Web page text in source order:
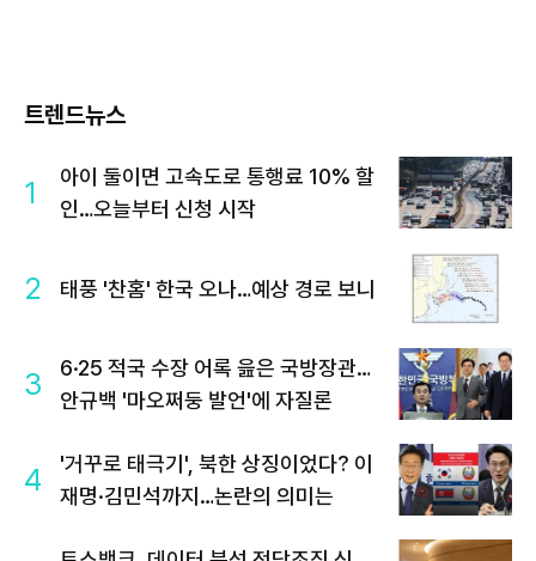
트렌드뉴스
1
아이 둘이면 고속도로 통행료 10% 할
인…오늘부터 신청 시작
2 태풍 '찬홈' 한국 오나…예상 경로 보니
3
6·25 적국 수장 어록 읊은 국방장관…
안규백 '마오쩌둥 발언'에 자질론
4
'거꾸로 태극기', 북한 상징이었다? 이
재명·김민석까지…논란의 의미는